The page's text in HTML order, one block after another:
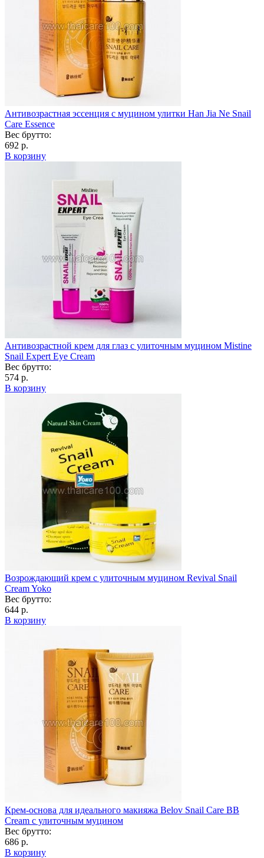
Антивозрастная эссенция с муцином улитки Han Jia Ne Snail
Care Essence
Вес брутто:
692 р.
В корзину
Антивозрастной крем для глаз с улиточным муцином Mistine
Snail Expert Eye Cream
Вес брутто:
574 р.
В корзину
Возрождающий крем с улиточным муцином Revival Snail
Cream Yoko
Вес брутто:
644 р.
В корзину
Крем-основа для идеального макияжа Belov Snail Care BB
Cream с улиточным муцином
Вес брутто:
686 р.
В корзину